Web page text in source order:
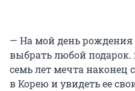
— На мой день
выбрать любой подарок.
семь лет мечта наконец
в Корею и увидеть ее